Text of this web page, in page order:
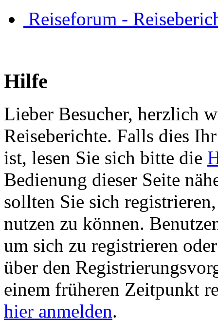
Reiseforum -
Hilfe
Lieber Besucher, herzlich
Reiseberichte. Falls dies
ist, lesen Sie sich bitte die
Bedienung dieser Seite
sollten Sie sich
nutzen zu können.
um sich zu registrieren
über den
einem früheren Zeitpunkt
hier anmelden.